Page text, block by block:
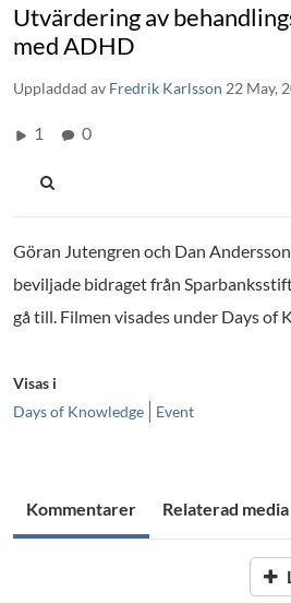
Utvärdering av
med ADHD
Uppladdad av Fredrik Karlsson 22 May,
1 0
Göran Jutengren och Dan
beviljade bidraget från
gå till. Filmen visades under Days of
Visas i
Days of Knowledge
Event
Kommentarer Relaterad media